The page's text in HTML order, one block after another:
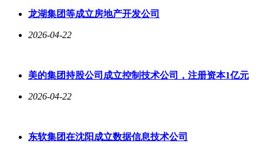
龙湖集团等成立房地产开发公司
2026-04-22
美的集团持股公司成立控制技术公司，注册资本1亿元
2026-04-22
东软集团在沈阳成立数据信息技术公司